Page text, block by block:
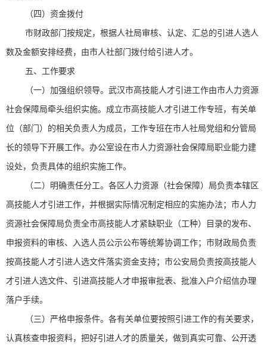
（四）资金拨付
市财政部门按规定，根据人社局审核、认定、汇总的引进人选人
数及金额安排经费，由市人社部门拨付给引进人才。
五、工作要求
（一）加强组织领导。武汉市高技能人才引进工作由市人力资源
社会保障局牵头组织实施。成立市高技能人才引进工作专班，有关单
位（部门）的相关负责人为成员，工作专班在市人社局党组和分管局
长的领导下开展工作。办公室设在市人力资源社会保障局职业能力建
设处，负责具体的组织实施工作。
（二）明确责任分工。各区人力资源（社会保障）局负责本辖区
高技能人才引进工作，并根据实际情况制定相应的实施办法；市人力
资源社会保障局负责全市高技能人才紧缺职业（工种）目录的发布、
申报资料的审核、入选人员公示公布等统筹协调工作；市财政局负责
按高技能人才引进人选文件落实资金支持；市公安局负责按高技能人
才引进人选文件、引进高技能人才申报审批表、批准入户介绍信办理
落户手续。
（三）严格申报条件。各有关单位要按照引进工作的有关要求，
认真核查申报资料，把好引进人才的质量关，做到真实可靠、公开透